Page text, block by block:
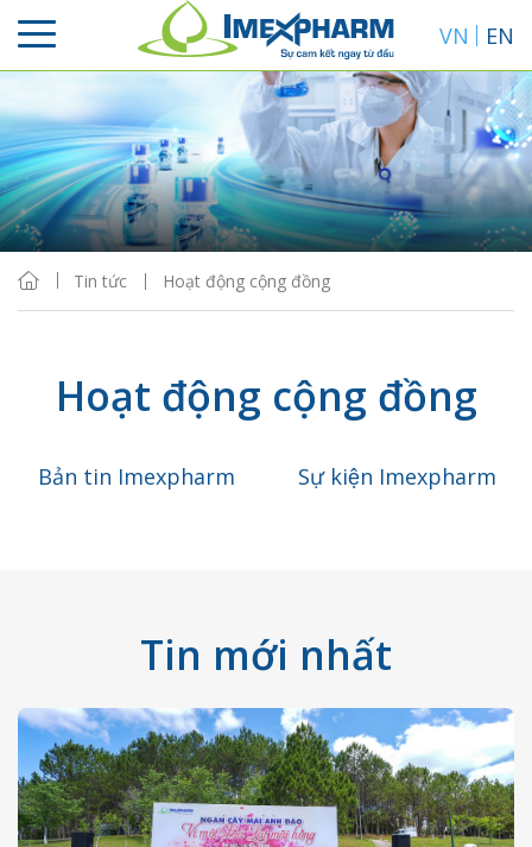
VN EN
Tin tức Hoạt động cộng đồng
Hoạt động cộng đồng
Bản tin Imexpharm Sự kiện Imexpharm
Tin mới nhất